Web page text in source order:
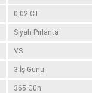
0,02 CT
Siyah Pırlanta
VS
3 İş Günü
365 Gün